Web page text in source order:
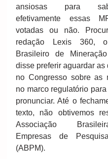
ansiosas para
efetivamente essas
votadas ou não.
redação Lexis 360,
Brasileiro de
disse preferir aguardar as
no Congresso sobre as
no marco regulatório
pronunciar. Até o
texto, não obtivemos
Associação
Empresas de
(ABPM).